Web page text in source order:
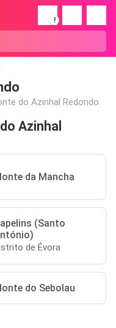
!
do Azinhal Redondo.
Azinhal
da Mancha
(Santo
de Évora
do Sebolau